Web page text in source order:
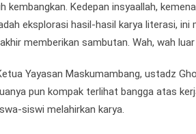
Kedepan insyaallah,
eksplorasi hasil-hasil karya literasi, ini
memberikan sambutan. Wah, wah
Yayasan Maskumambang, ustadz
pun kompak terlihat bangga atas
siswi melahirkan karya.